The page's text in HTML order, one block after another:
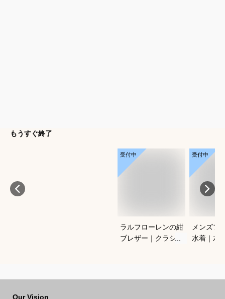
もうすぐ終了
受付中
ラルフローレンの紺
ブレザー｜クラシッ
受付中
メンズフ
水着｜水
Our Vision